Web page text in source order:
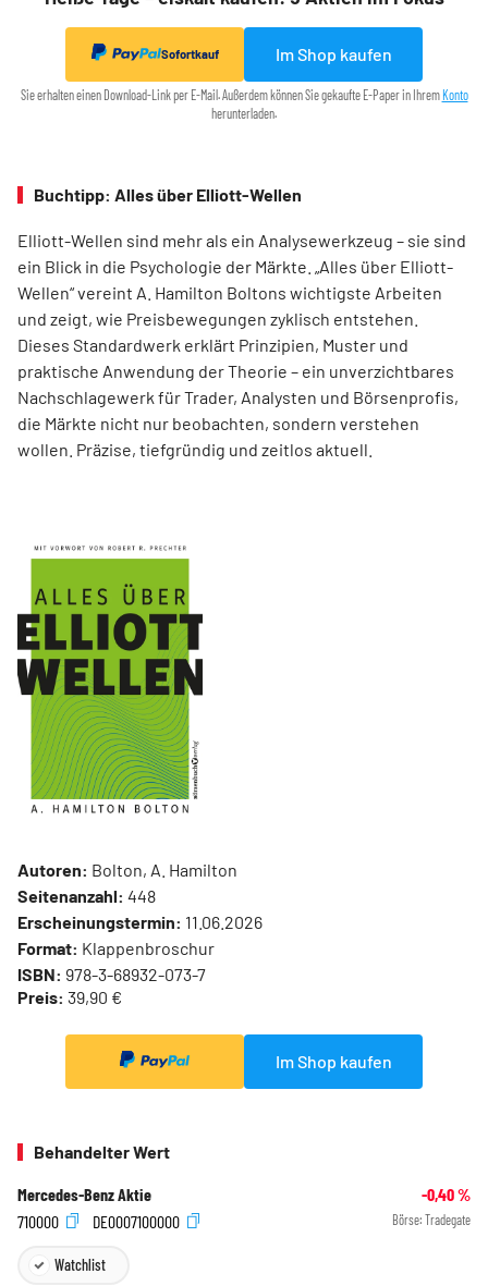
Sofortkauf Im Shop kaufen
Sie erhalten einen Download-Link per E-Mail. Außerdem können Sie gekaufte E-Paper in Ihrem Konto
herunterladen.
Buchtipp: Alles über Elliott-Wellen
Elliott-Wellen sind mehr als ein Analysewerkzeug – sie sind
ein Blick in die Psychologie der Märkte. „Alles über Elliott-
Wellen“ vereint A. Hamilton Boltons wichtigste Arbeiten
und zeigt, wie Preisbewegungen zyklisch entstehen.
Dieses Standardwerk erklärt Prinzipien, Muster und
praktische Anwendung der Theorie – ein unverzichtbares
Nachschlagewerk für Trader, Analysten und Börsenprofis,
die Märkte nicht nur beobachten, sondern verstehen
wollen. Präzise, tiefgründig und zeitlos aktuell.
Autoren: Bolton, A. Hamilton
Seitenanzahl: 448
Erscheinungstermin: 11.06.2026
Format: Klappenbroschur
ISBN: 978-3-68932-073-7
Preis: 39,90 €
Im Shop kaufen
Behandelter Wert
Mercedes-Benz Aktie -0,40%
710000
DE0007100000 Börse: Tradegate
Watchlist